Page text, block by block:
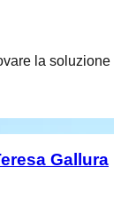
la soluzione
Gallura